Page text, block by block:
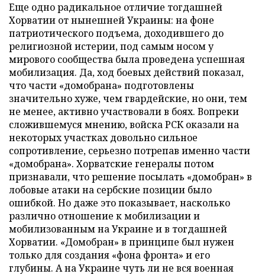
Еще одно радикальное отличие тогдашней
Хорватии от нынешней Украины: на фоне
патриотического подъема, доходившего до
религиозной истерии, под самым носом у
мирового сообщества была проведена успешная
мобилизация. Да, ход боевых действий показал,
что части «домобрана» подготовлены
значительно хуже, чем гвардейские, но они, тем
не менее, активно участвовали в боях. Вопреки
сложившемуся мнению, войска РСК оказали на
некоторых участках довольно сильное
сопротивление, серьезно потрепав именно части
«домобрана». Хорватские генералы потом
признавали, что решение посылать «домобран» в
лобовые атаки на сербские позиции было
ошибкой. Но даже это показывает, насколько
различно отношение к мобилизации и
мобилизованным на Украине и в тогдашней
Хорватии. «Домобран» в принципе был нужен
только для создания «фона фронта» и его
глубины. А на Украине чуть ли не вся военная